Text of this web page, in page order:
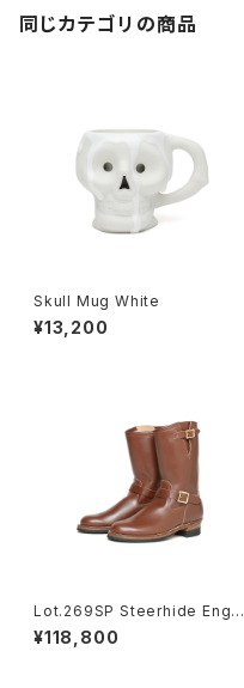
同じカテゴリの商品
Skull Mug White
¥13,200
Lot.269SP Steerhide Engin
eer Boots -Brown×Gold-
¥118,800